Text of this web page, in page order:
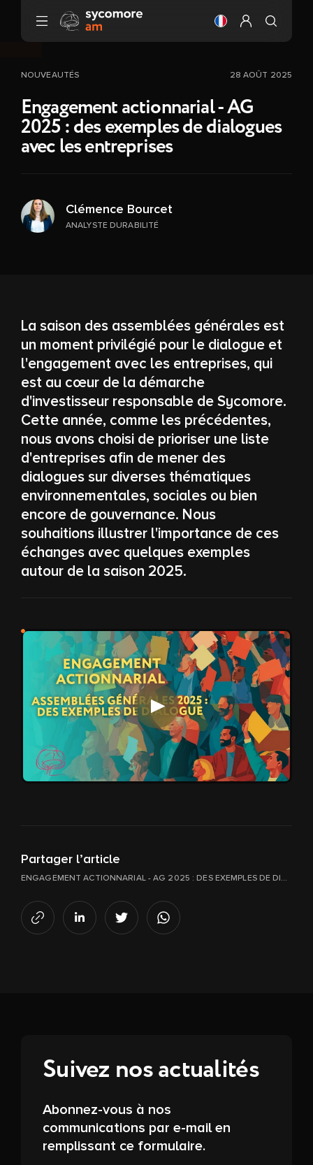
Aller au contenu
Changer laConfigurer
NOUVEAUTÉS 28 AOÛT 2025
Engagement actionnarial - AG
2025 : des exemples de dialogues
avec les entreprises
Clémence Bourcet
ANALYSTE DURABILITÉ
La saison des assemblées générales est
un moment privilégié pour le dialogue et
l'engagement avec les entreprises, qui
est au cœur de la démarche
d'investisseur responsable de Sycomore.
Cette année, comme les précédentes,
nous avons choisi de prioriser une liste
d'entreprises afin de mener des
dialogues sur diverses thématiques
environnementales, sociales ou bien
encore de gouvernance. Nous
souhaitions illustrer l'importance de ces
échanges avec quelques exemples
autour de la saison 2025.
Lancer la vidéo
Partager l’article
ENGAGEMENT ACTIONNARIAL - AG 2025 : DES EXEMPLES DE DIALOGUES AVEC LES ENTREPRISES
Suivez nos actualités
Abonnez-vous à nos
communications par e-mail en
remplissant ce formulaire.